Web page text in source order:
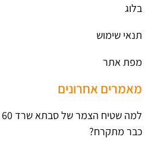
בלוג
תנאי שימוש
מפת אתר
מאמרים אחרונים
כבר מתקרח?